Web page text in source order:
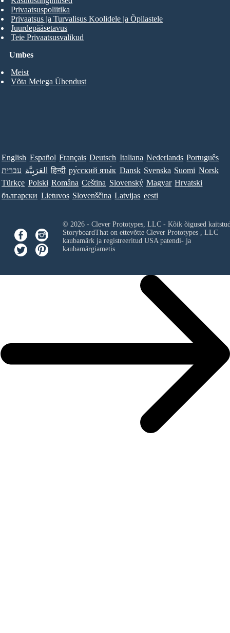
Umbes
Meist
Võta Meiega Ühendust
Privaatsuspoliitika
Privaatsus ja Turvalisus Koolidele ja Õpilastele
Juurdepääsetavus
Teie Privaatsusvalikud
English Español Français Deutsch Italiana Nederlands Português
עברית العَرَبِيَّة हिन्दी ру́сский язы́к Dansk Svenska Suomi Norsk
Türkçe Polski Româna Ceština Slovenský Magyar Hrvatski
български Lietuvos Slovenščina Latvijas eesti
© 2026 - Clever Prototypes, LLC - Kõik õigused
StoryboardThat on ettevõtte Clever Prototypes , LLC
kaubamärk ja registreeritud USA patendi- ja
kaubamärgiametis